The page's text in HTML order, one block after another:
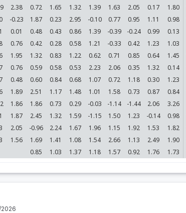
2.38 0.72 1.65 1.32 1.39 1.63 2.05 0.17 1.80
-0.23 1.87 0.23 2.95 -0.10 0.77 0.95 1.11 0.98
0.01 0.48 0.43 0.86 1.39 -0.39 -0.24 0.99 0.13
0.76 0.42 0.28 0.58 1.21 -0.33 0.42 1.23 1.03
1.95 1.32 0.83 1.22 0.62 0.71 0.85 0.64 1.45
0.76 0.59 0.58 0.53 2.23 2.06 0.35 1.32 0.14
0.48 0.60 0.84 0.68 1.07 0.72 1.18 0.30 1.23
1.89 2.51 1.17 1.48 1.01 1.58 0.73 0.87 0.84
1.86 1.86 0.73 0.29 -0.03 -1.14 -1.44 2.06 3.26
1.87 2.45 1.32 1.59 -1.15 1.50 1.23 -0.14 0.98
2.05 -0.96 2.24 1.67 1.96 1.15 1.92 1.53 1.82
1.56 1.69 1.41 1.08 1.54 2.66 1.13 2.49 1.90
0.85 1.03 1.37 1.18 1.57 0.92 1.76 1.73